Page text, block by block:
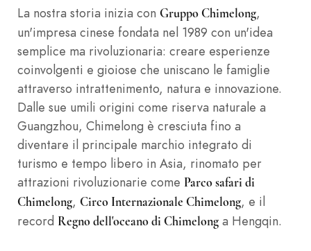
La nostra storia inizia con Gruppo Chimelong,
un'impresa cinese fondata nel 1989 con un'idea
semplice ma rivoluzionaria: creare esperienze
coinvolgenti e gioiose che uniscano le famiglie
attraverso intrattenimento, natura e innovazione.
Dalle sue umili origini come riserva naturale a
Guangzhou, Chimelong è cresciuta fino a
diventare il principale marchio integrato di
turismo e tempo libero in Asia, rinomato per
attrazioni rivoluzionarie come Parco safari di
Chimelong, Circo Internazionale Chimelong, e il
record Regno dell'oceano di Chimelong a Hengqin.